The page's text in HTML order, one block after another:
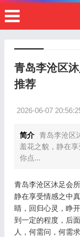
青岛李沧区
推荐
2026-06-07
简介 青岛李沧区
羞花之貌，静在
你点...
青岛李沧区沐足会
静在享受情感之中
睛，回归心灵，睁
到一定的程度，后
人，何需问，何需